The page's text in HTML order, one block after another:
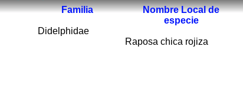
Familia
Didelphidae
Nombre Local de
especie
Raposa chica rojiza